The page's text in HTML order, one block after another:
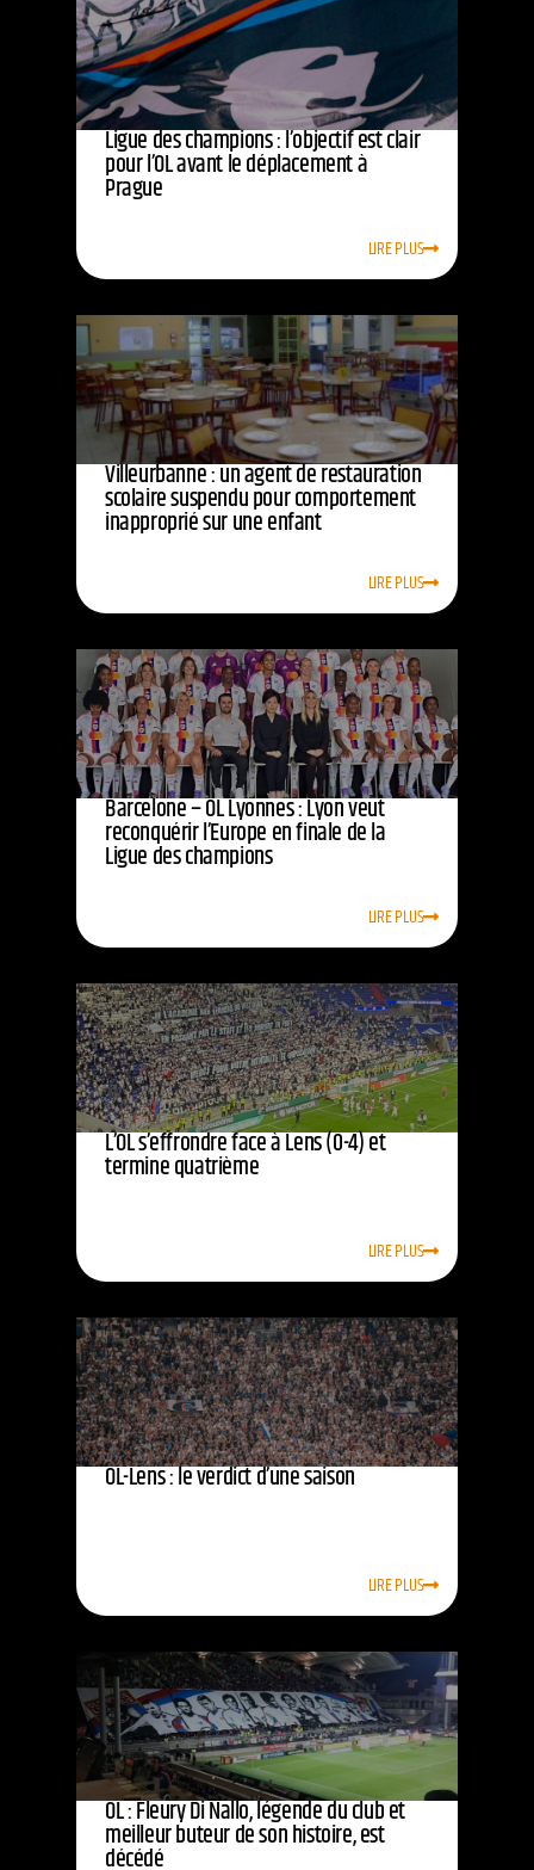
Ligue des champions : l’objectif est clair
pour l’OL avant le déplacement à
Prague
LIRE PLUS
Villeurbanne : un agent de restauration
scolaire suspendu pour comportement
inapproprié sur une enfant
LIRE PLUS
Barcelone – OL Lyonnes : Lyon veut
reconquérir l’Europe en finale de la
Ligue des champions
LIRE PLUS
L’OL s’effrondre face à Lens (0-4) et
termine quatrième
LIRE PLUS
OL-Lens : le verdict d’une saison
LIRE PLUS
OL : Fleury Di Nallo, légende du club et
meilleur buteur de son histoire, est
décédé